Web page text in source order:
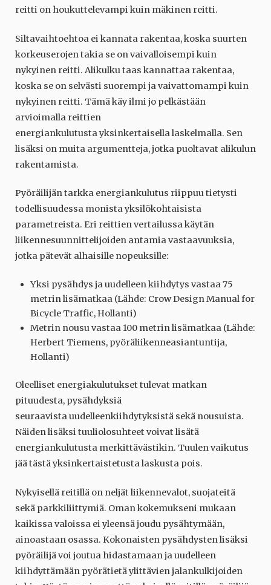
reitti on houkuttelevampi kuin mäkinen reitti.
Siltavaihtoehtoa ei kannata rakentaa, koska suurten
korkeuserojen takia se on vaivalloisempi kuin
nykyinen reitti. Alikulku taas kannattaa rakentaa,
koska se on selvästi suorempi ja vaivattomampi kuin
nykyinen reitti. Tämä käy ilmi jo pelkästään
arvioimalla reittien
energiankulutusta yksinkertaisella laskelmalla. Sen
lisäksi on muita argumentteja, jotka puoltavat alikulun
rakentamista.
Pyöräilijän tarkka energiankulutus riippuu tietysti
todellisuudessa monista yksilökohtaisista
parametreista. Eri reittien vertailussa käytän
liikennesuunnittelijoiden antamia vastaavuuksia,
jotka pätevät alhaisille nopeuksille:
Yksi pysähdys ja uudelleen kiihdytys vastaa 75
metrin lisämatkaa (Lähde: Crow Design Manual for
Bicycle Traffic, Hollanti)
Metrin nousu vastaa 100 metrin lisämatkaa (Lähde:
Herbert Tiemens, pyöräliikenneasiantuntija,
Hollanti)
Oleelliset energiakulutukset tulevat matkan
pituudesta, pysähdyksiä
seuraavista uudelleenkiihdytyksistä sekä nousuista.
Näiden lisäksi tuuliolosuhteet voivat lisätä
energiankulutusta merkittävästikin. Tuulen vaikutus
jää tästä yksinkertaistetusta laskusta pois.
Nykyisellä reitillä on neljät liikennevalot, suojateitä
sekä parkkiliittymiä. Oman kokemukseni mukaan
kaikissa valoissa ei yleensä joudu pysähtymään,
ainoastaan osassa. Kokonaisten pysähdysten lisäksi
pyöräilijä voi joutua hidastamaan ja uudelleen
kiihdyttämään pyörätietä ylittävien jalankulkijoiden